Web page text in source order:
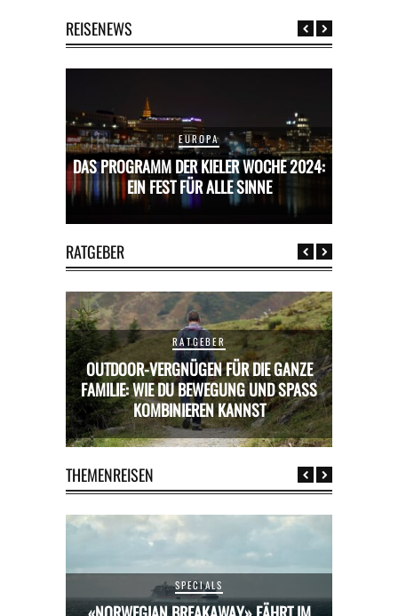
REISENEWS
EUROPA
DAS PROGRAMM DER KIELER WOCHE 2024:
EIN FEST FÜR ALLE SINNE
RATGEBER
RATGEBER
OUTDOOR-VERGNÜGEN FÜR DIE GANZE
FAMILIE: WIE DU BEWEGUNG UND SPASS K
OMBINIEREN KANNST
THEMENREISEN
SPECIALS